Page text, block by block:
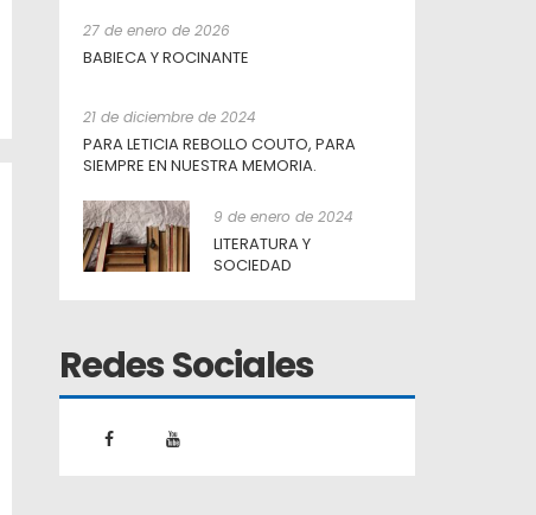
27 de enero de 2026
BABIECA Y ROCINANTE
21 de diciembre de 2024
PARA LETICIA REBOLLO COUTO, PARA
SIEMPRE EN NUESTRA MEMORIA.
9 de enero de 2024
LITERATURA Y
SOCIEDAD
Redes Sociales